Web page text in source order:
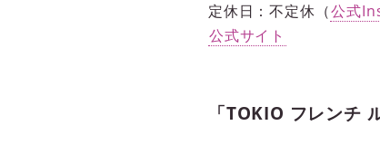
定休日：不定休（公式
公式サイト
「TOKIO フレンチ